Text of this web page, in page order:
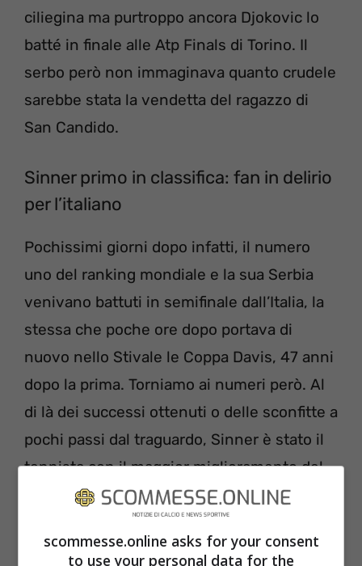
ciliegina ma purtroppo ancora Djokovic lo
batté in finale alle Atp Finals di Torino. Il
serbo però non immaginava quanto crudele
sarebbe stata la vendetta del ragazzo di
San Candido.
Sinner primo in classifica: fan in delirio
per l’italiano
Pochissimi giorni dopo infatti, il numero
uno del ranking mondiale e la sua Serbia
venivano battuti in semifinale dall’Italia, la
stessa che poche ore dopo portava di
nuovo nello Stivale le Coppa Davis, 47 anni
dopo la prima. Torniamo ai numeri però. Al
di là dei successi ottenuti o delle sconfitte a
pochi passi dal traguardo, Sinner è stato il
tennista con il maggior miglioramento del
scommesse.online asks for your consent
to use your personal data for the